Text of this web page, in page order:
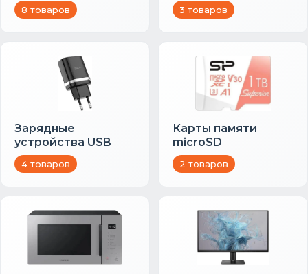
8 товаров 3 товаров
Зарядные
устройства USB
4 товаров
Карты памяти
microSD
2 товаров